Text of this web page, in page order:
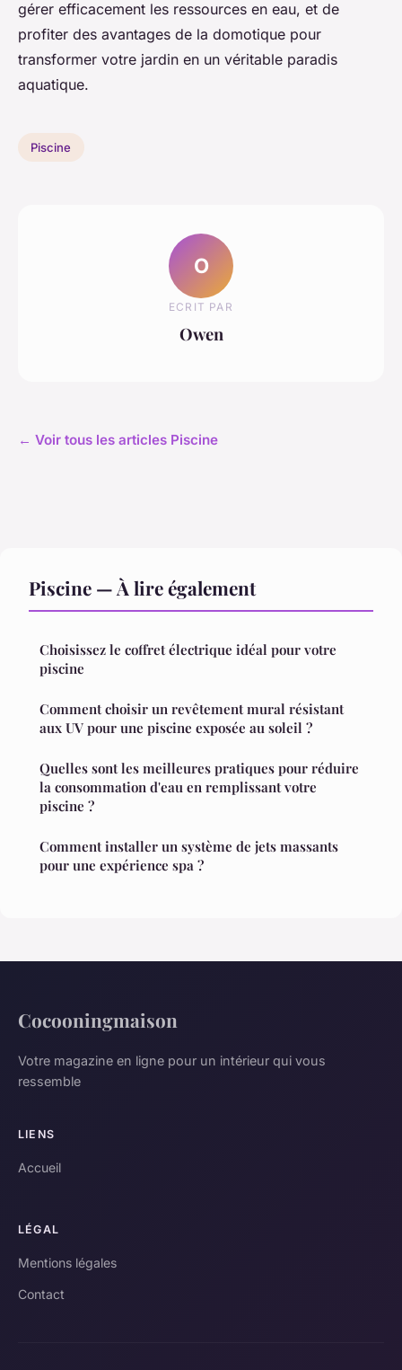
gérer efficacement les ressources en eau, et de
profiter des avantages de la domotique pour
transformer votre jardin en un véritable paradis
aquatique.
Piscine
O
ECRIT PAR
Owen
← Voir tous les articles Piscine
Piscine — À lire également
Choisissez le coffret électrique idéal pour votre
piscine
Comment choisir un revêtement mural résistant
aux UV pour une piscine exposée au soleil ?
Quelles sont les meilleures pratiques pour réduire
la consommation d'eau en remplissant votre
piscine ?
Comment installer un système de jets massants
pour une expérience spa ?
Cocooningmaison
Votre magazine en ligne pour un intérieur qui vous
ressemble
LIENS
Accueil
LÉGAL
Mentions légales
Contact